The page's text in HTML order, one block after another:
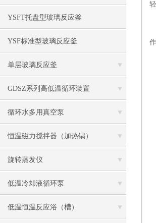
YSFT托盘型玻璃反应釜
YSF标准型玻璃反应釜
单层玻璃反应釜
GDSZ系列高低温循环装置
循环水多用真空泵
恒温磁力搅拌器（加热锅）
旋转蒸发仪
低温冷却液循环泵
低温恒温反应浴（槽）
作